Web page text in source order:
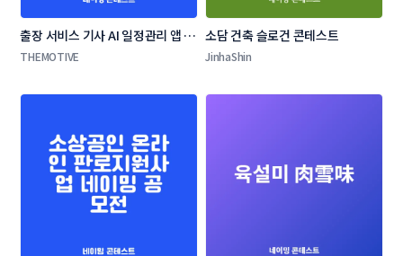
출장 서비스 기사 AI 일정관리 앱 네
이밍 콘테스트
THEMOTIVE
소담 건축 슬로건 콘테스트
JinhaShin